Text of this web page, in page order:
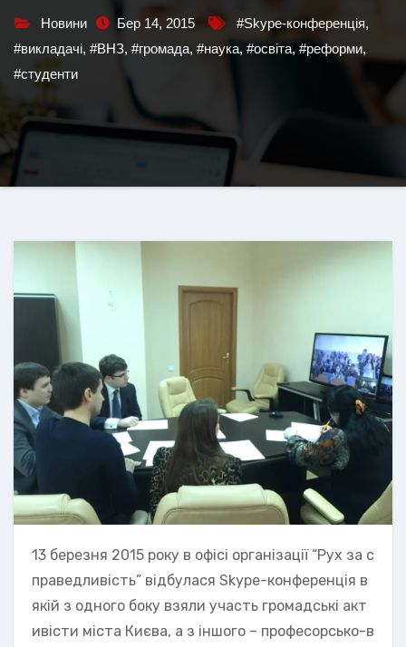
Новини Бер 14, 2015 #Skype-конференція,
#викладачі, #ВНЗ, #громада, #наука, #освіта, #реформи,
#студенти
13 березня 2015 року в офісі організації “Рух за с
праведливість” відбулася Skype-конференція в
якій з одного боку взяли участь громадські акт
ивісти міста Києва, а з іншого – професорсько-в